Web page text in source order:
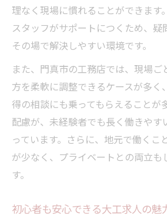
理なく現場に慣れることができます
スタッフがサポートにつくため、疑
その場で解決しやすい環境です。
また、門真市の工務店では、現場ご
方を柔軟に調整できるケースが多く
得の相談にも乗ってもらえることが
配慮が、未経験者でも長く働きやす
っています。さらに、地元で働くこ
が少なく、プライベートとの両立も
す。
初心者も安心できる大工求人の魅